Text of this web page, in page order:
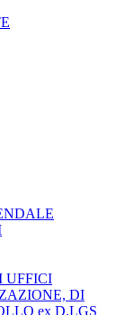
UFFICI
DI
ex D.LGS